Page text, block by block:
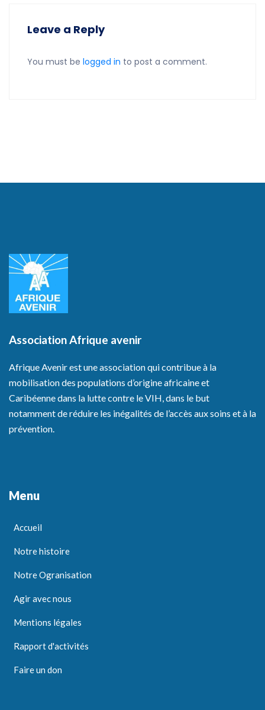
Leave a Reply
You must be logged in to post a comment.
Association Afrique avenir
Afrique Avenir est une association qui contribue à la
mobilisation des populations d’origine africaine et
Caribéenne dans la lutte contre le VIH, dans le but
notamment de réduire les inégalités de l’accès aux soins et à la
prévention.
Menu
Accueil
Notre histoire
Notre Ogranisation
Agir avec nous
Mentions légales
Rapport d'activités
Faire un don